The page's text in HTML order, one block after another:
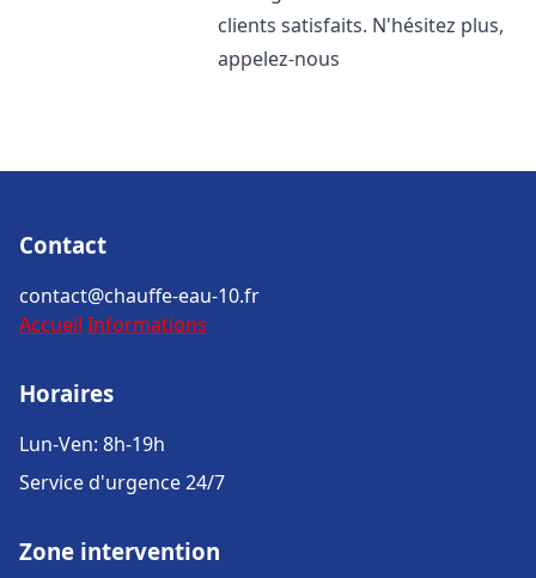
clients satisfaits. N'hésitez plus,
appelez-nous
Contact
contact@chauffe-eau-10.fr
Accueil Informations
Horaires
Lun-Ven: 8h-19h
Service d'urgence 24/7
Zone intervention